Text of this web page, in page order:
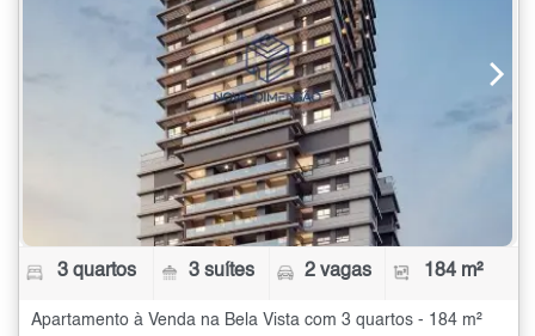
3 quartos 3 suítes 2 vagas 184 m²
Apartamento à Venda na Bela Vista com 3 quartos - 184 m²